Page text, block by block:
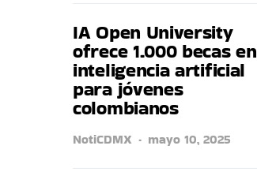
IA Open University
ofrece 1.000 becas en
inteligencia artificial
para jóvenes
colombianos
NotiCDMX mayo 10, 2025